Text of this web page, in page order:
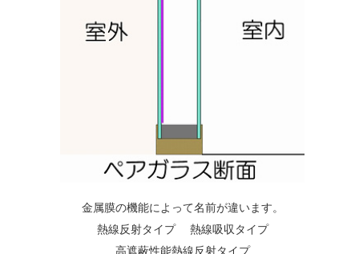
金属膜の機能によって名前が違います。
熱線反射タイプ 熱線吸収タイプ
高遮蔽性能熱線反射タイプ